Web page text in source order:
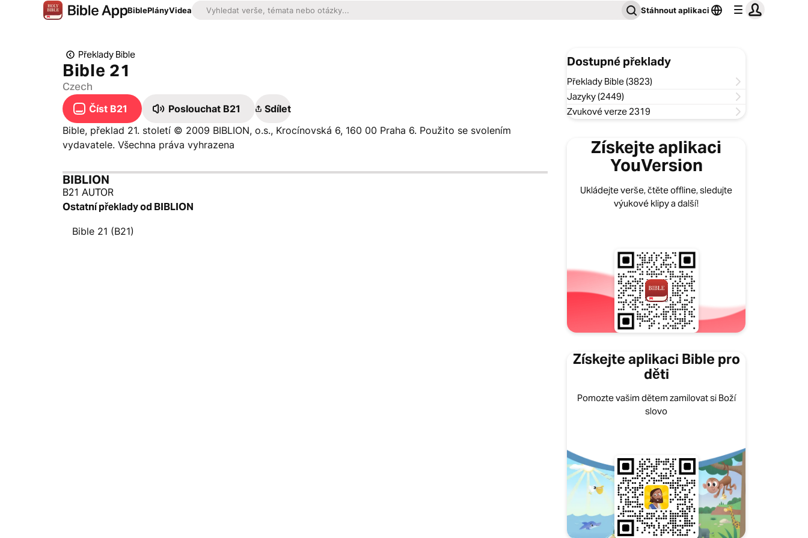
BiblePlányVidea Stáhnout aplikaci
Překlady Bible
Bible 21
Czech
Číst B21 Poslouchat B21
Sdílet
Bible, překlad 21. století © 2009 BIBLION, o.s., Krocínovská 6, 160 00 Praha 6. Použito se svolením
vydavatele. Všechna práva vyhrazena
BIBLION
B21 AUTOR
Ostatní překlady od BIBLION
Bible 21 (B21)
Dostupné překlady
Překlady Bible (3823)
Jazyky (2449)
Zvukové verze 2319
Získejte aplikaci
YouVersion
Ukládejte verše, čtěte offline, sledujte
výukové klipy a další!
Získejte aplikaci Bible pro
děti
Pomozte vašim dětem zamilovat si Boží
slovo